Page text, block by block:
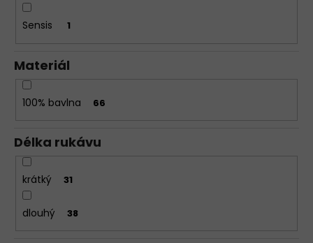
Sensis 1
Materiál
100% bavlna 66
Délka rukávu
krátký 31
dlouhý 38